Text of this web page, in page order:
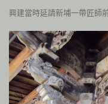
興建當時延請新埔一帶匠師